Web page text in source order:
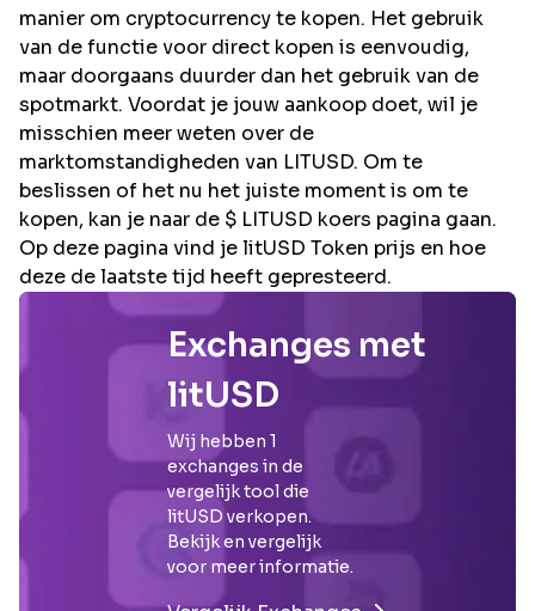
manier om cryptocurrency te kopen. Het gebruik
van de functie voor direct kopen is eenvoudig,
maar doorgaans duurder dan het gebruik van de
spotmarkt. Voordat je jouw aankoop doet, wil je
misschien meer weten over de
marktomstandigheden van LITUSD. Om te
beslissen of het nu het juiste moment is om te
kopen, kan je naar de $ LITUSD koers pagina gaan.
Op deze pagina vind je litUSD Token prijs en hoe
deze de laatste tijd heeft gepresteerd.
Exchanges met
litUSD
Wij hebben 1
exchanges in de
vergelijk tool die
litUSD verkopen.
Bekijk en vergelijk
voor meer informatie.